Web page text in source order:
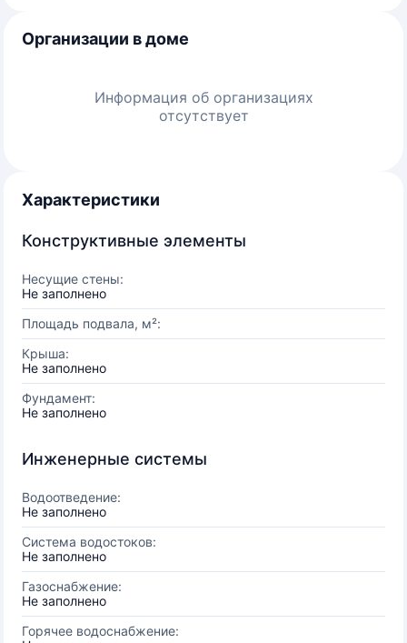
Организации в доме
Информация об организациях
отсутствует
Характеристики
Конструктивные элементы
Несущие стены:
Не заполнено
Площадь подвала, м²:
Крыша:
Не заполнено
Фундамент:
Не заполнено
Инженерные системы
Водоотведение:
Не заполнено
Система водостоков:
Не заполнено
Газоснабжение:
Не заполнено
Горячее водоснабжение: